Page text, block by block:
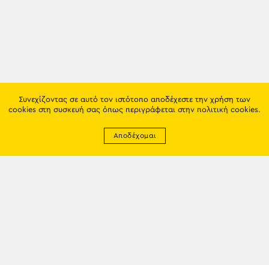
Συνεχίζοντας σε αυτό τον ιστότοπο αποδέχεστε την χρήση των
cookies στη συσκευή σας όπως περιγράφεται στην πολιτική cookies.
Αποδέχομαι